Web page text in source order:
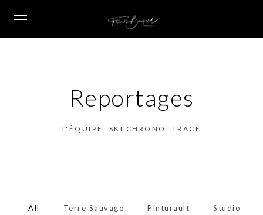
Reportages
L'ÉQUIPE, SKI CHRONO, TRACE
All Terre Sauvage Pinturault Studio